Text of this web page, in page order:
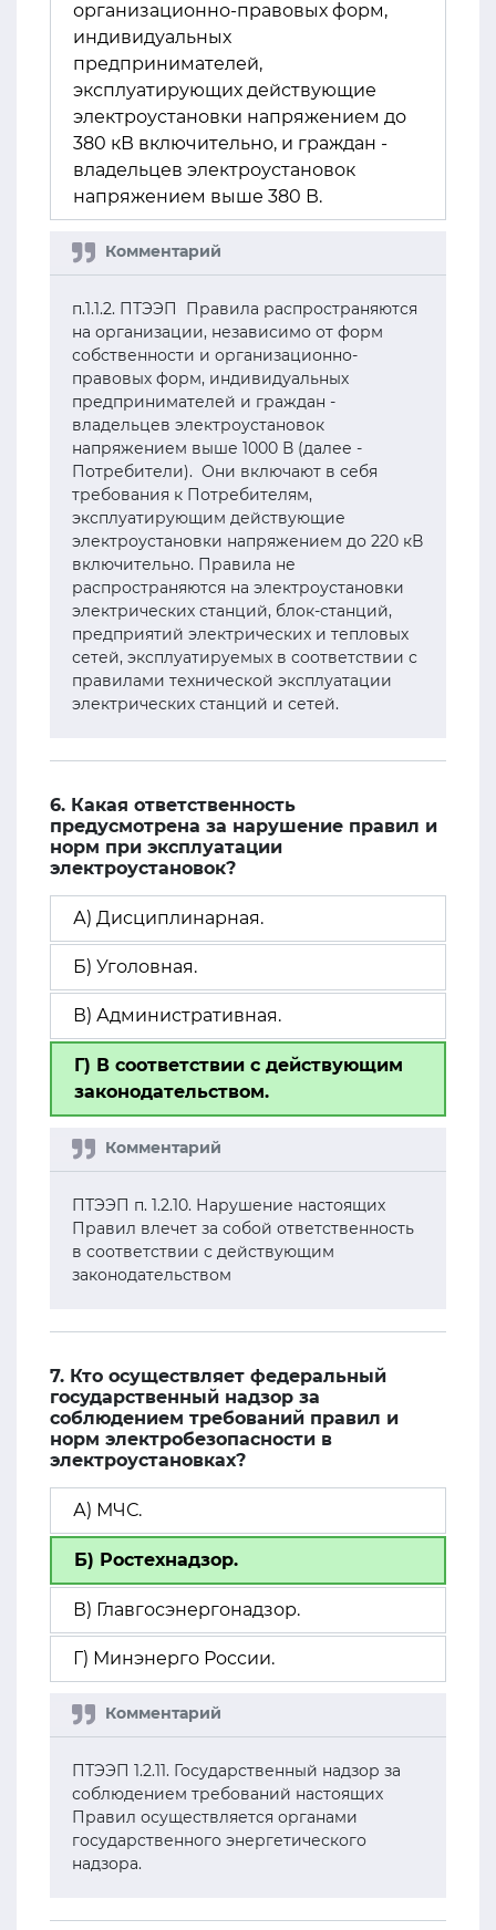
организационно-правовых форм,
индивидуальных
предпринимателей,
эксплуатирующих действующие
электроустановки напряжением до
380 кВ включительно, и граждан -
владельцев электроустановок
напряжением выше 380 В.
п.1.1.2. ПТЭЭП Правила распространяются
на организации, независимо от форм
собственности и организационно-
правовых форм, индивидуальных
предпринимателей и граждан -
владельцев электроустановок
напряжением выше 1000 В (далее -
Потребители). Они включают в себя
требования к Потребителям,
эксплуатирующим действующие
электроустановки напряжением до 220 кВ
включительно. Правила не
распространяются на электроустановки
электрических станций, блок-станций,
предприятий электрических и тепловых
сетей, эксплуатируемых в соответствии с
правилами технической эксплуатации
электрических станций и сетей.
6. Какая ответственность
предусмотрена за нарушение правил и
норм при эксплуатации
электроустановок?
А) Дисциплинарная.
Б) Уголовная.
В) Административная.
Г) В соответствии с действующим
законодательством.
ПТЭЭП п. 1.2.10. Нарушение настоящих
Правил влечет за собой ответственность
в соответствии с действующим
законодательством
7. Кто осуществляет федеральный
государственный надзор за
соблюдением требований правил и
норм электробезопасности в
электроустановках?
А) МЧС.
Б) Ростехнадзор.
В) Главгосэнергонадзор.
Г) Минэнерго России.
ПТЭЭП 1.2.11. Государственный надзор за
соблюдением требований настоящих
Правил осуществляется органами
государственного энергетического
надзора.